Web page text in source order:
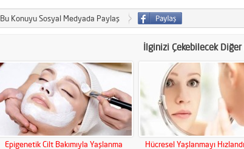
Bu Konuyu Sosyal Medyada Paylaş
İlginizi Çekebilecek Diğer
Epigenetik Cilt Bakımıyla Yaşlanma Hücresel Yaşlanmayı